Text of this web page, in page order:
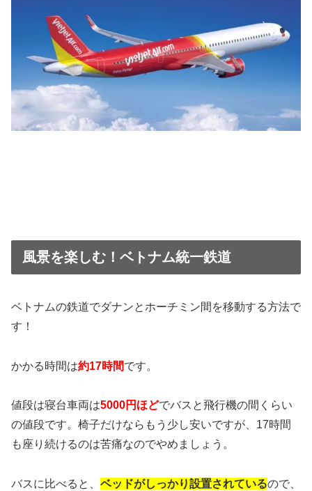
風景を楽しむ！ベトナム統一鉄道
ベトナムの鉄道でダナンとホーチミン間を移動する方法で
す！
かかる時間は約17時間です。
値段は寝台車両は5000円ほどでバスと飛行機の間くらい
の値段です。椅子だけならもう少し安いですが、17時間
も座り続けるのは苦痛なのでやめましょう。
バスに比べると、 ベッドがしっかり設置されているので、